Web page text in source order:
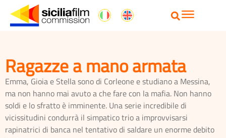
Ragazze a mano armata
Emma, Gioia e Stella sono di Corleone e studiano a Messina,
ma non hanno mai avuto a che fare con la mafia. Non hanno
soldi e lo sfratto è imminente. Una serie incredibile di
vicissitudini condurrà il simpatico trio a improvvisarsi
rapinatrici di banca nel tentativo di saldare un enorme debito